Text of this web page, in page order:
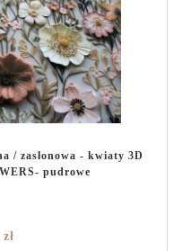
/ zasłonowa - kwiaty 3D
pudrowe